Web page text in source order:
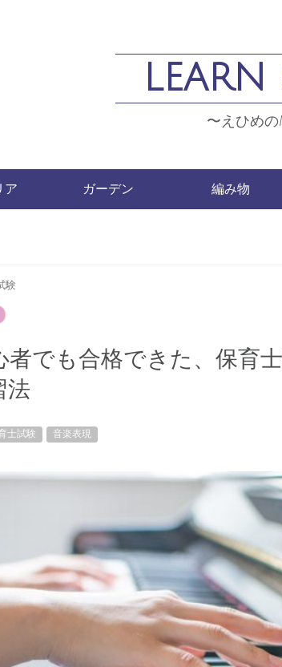
LEARN
〜えひめ
ア ガーデン 編み物
験
者でも合格できた、保育
法
士試験 音楽表現